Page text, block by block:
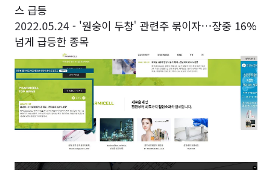
스 급등
2022.05.24 - '원숭이 두창' 관련주 묶이자…장중 16%
넘게 급등한 종목